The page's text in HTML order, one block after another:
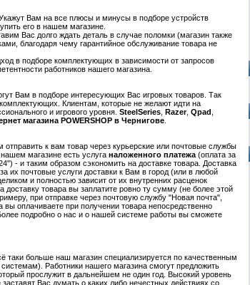
Вам на все плюсы и минусы в подборе устройств
его в нашем магазине.
Вас долго ждать деталь в случае поломки (магазин также
благодаря чему гарантийное обслуживание товара не
в подборе комплектующих в зависимости от запросов
работников нашего магазина.
Вам в подборе интересующих Вас игровых товаров. Так
Клиентам, которые не желают идти на
и игрового уровня. SteelSeries Razer, Qpad
магазина POWERSHOP в Чернигове
к вам товар через курьерские или почтовые службы
магазине есть услуга наложенного платежа (оплата за
- и таким образом сэкономить на доставке товара. Доставка
их почтовые услуги доставки к Вам в город (или в любой
и полностью зависит от их внутренних расценок
товара вы заплатите ровно ту сумму (не более этой
при отправке через почтовую службу "Новая почта",
оплачиваете при получении товара непосредственно
подробно о нас и о нашей системе работы вы сможете
таки больше наш магазин специализируется по качественным
Работники нашего магазина смогут предложить
прослужит в дальнейшем не один год. Высокий уровень
Вас думать о каких либо нечестных действиях со